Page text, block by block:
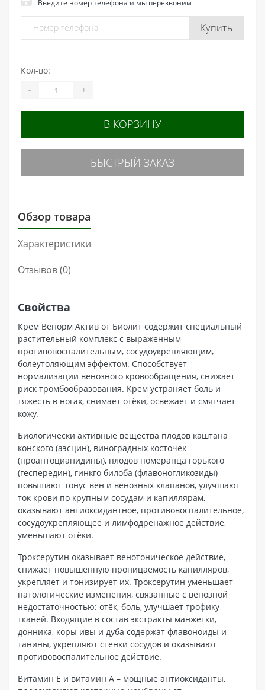
Введите номер телефона и мы перезвоним
Купить
Кол-во:
- +
В КОРЗИНУ
БЫСТРЫЙ ЗАКАЗ
Обзор товара
Характеристики
Отзывов (0)
Свойства
Крем Венорм Актив от Биолит содержит специальный
растительный комплекс с выраженным
противовоспалительным, сосудоукрепляющим,
болеутоляющим эффектом. Способствует
нормализации венозного кровообращения, снижает
риск тромбообразования. Крем устраняет боль и
тяжесть в ногах, снимает отёки, освежает и смягчает
кожу.
Биологически активные вещества плодов каштана
конского (аэсцин), виноградных косточек
(проантоцианидины), плодов померанца горького
(геспередин), гинкго билоба (флавоногликозиды)
повышают тонус вен и венозных клапанов, улучшают
ток крови по крупным сосудам и капиллярам,
оказывают антиоксидантное, противовоспалительное,
сосудоукрепляющее и лимфодренажное действие,
уменьшают отёки.
Троксерутин оказывает венотоническое действие,
снижает повышенную проницаемость капилляров,
укрепляет и тонизирует их. Троксерутин уменьшает
патологические изменения, связанные с венозной
недостаточностью: отёк, боль, улучшает трофику
тканей. Входящие в состав экстракты манжетки,
донника, коры ивы и дуба содержат флавоноиды и
танины, укрепляют стенки сосудов и оказывают
противовоспалительное действие.
Витамин Е и витамин А – мощные антиоксиданты,